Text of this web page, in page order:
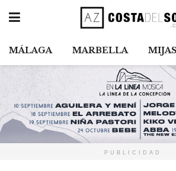
MÁLAGA MARBELLA MIJAS
PUBLICIDAD